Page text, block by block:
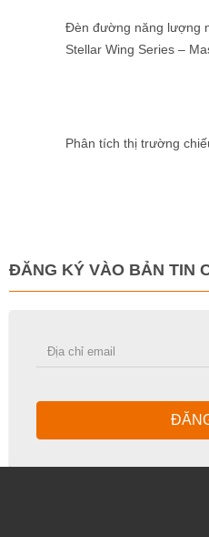
Đèn đường năng lượng
Stellar Wing Series –
Phân tích thị trường
ĐĂNG KÝ VÀO BẢN TIN